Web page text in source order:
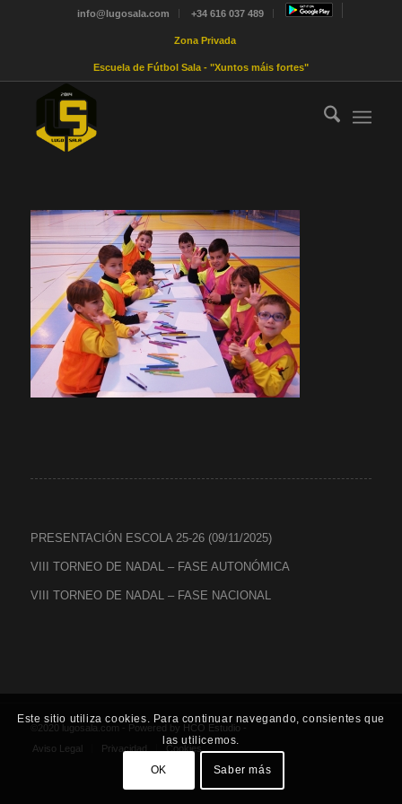
info@lugosala.com +34 616 037 489
Zona Privada
Escuela de Fútbol Sala - "Xuntos máis fortes"
PRESENTACIÓN ESCOLA 25-26 (09/11/2025)
VIII TORNEO DE NADAL – FASE AUTONÓMICA
VIII TORNEO DE NADAL – FASE NACIONAL
©2020 lugosala.com - Powered by HCO Estudio -
Aviso Legal
Privacidad Cookies
Este sitio utiliza cookies. Para continuar navegando, consientes que
las utilicemos.
OK Saber más